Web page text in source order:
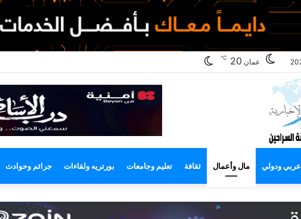
الوضع
عمان 20
℃
عربي ودولي مال وأعمال ثقافة تعليم وجامعات بورتريه ولقاءات جرائم وحوادث